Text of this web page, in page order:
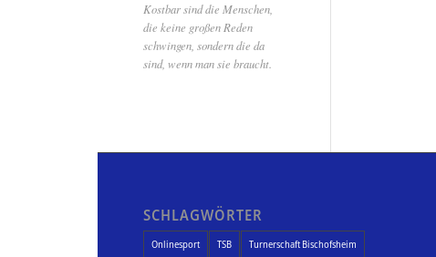
Kostbar sind die Menschen,
die keine großen Reden
schwingen, sondern die da
sind, wenn man sie braucht.
SCHLAGWÖRTER
Onlinesport TSB Turnerschaft Bischofsheim